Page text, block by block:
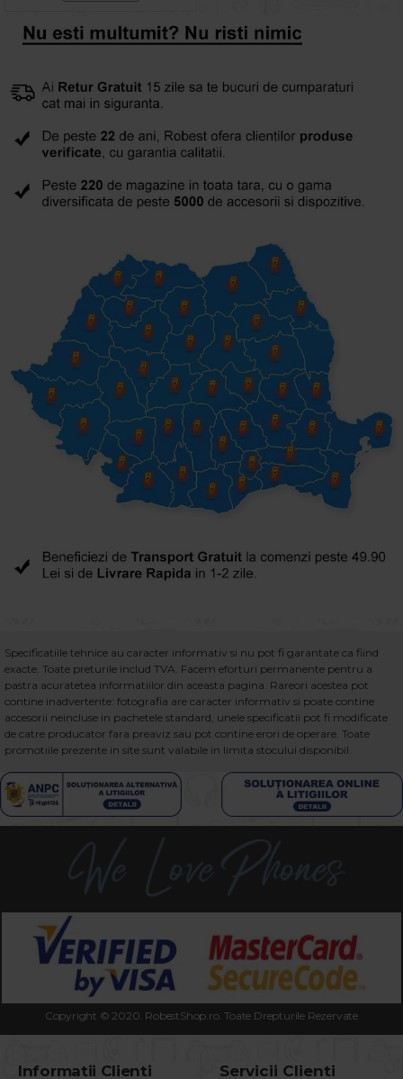
Specificatiile tehnice au caracter informativ si nu pot fi garantate ca fiind
exacte. Toate preturile includ TVA. Facem eforturi permanente pentru a
pastra acuratetea informatiilor din aceasta pagina. Rareori acestea pot
contine inadvertente: fotografia are caracter informativ si poate contine
accesorii neincluse in pachetele standard, unele specificatii pot fi modificate
de catre producator fara preaviz sau pot contine erori de operare. Toate
promotiile prezente in site sunt valabile in limita stocului disponibil.
Copyright © 2020. RobestShop.ro. Toate Drepturile Rezervate
Informatii Clienti Servicii Clienti